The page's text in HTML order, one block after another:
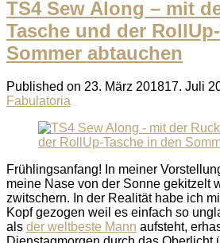
TS4 Sew Along – mit
Tasche und der
Sommer abtauchen
Published on 23. März 201817. Juli
Fabulatoria
Frühlingsanfang! In meiner
meine Nase von der Sonne gekitzelt
zwitschern. In der Realität habe ich
Kopf gezogen weil es einfach so
als der weltbeste Mann aufsteht,